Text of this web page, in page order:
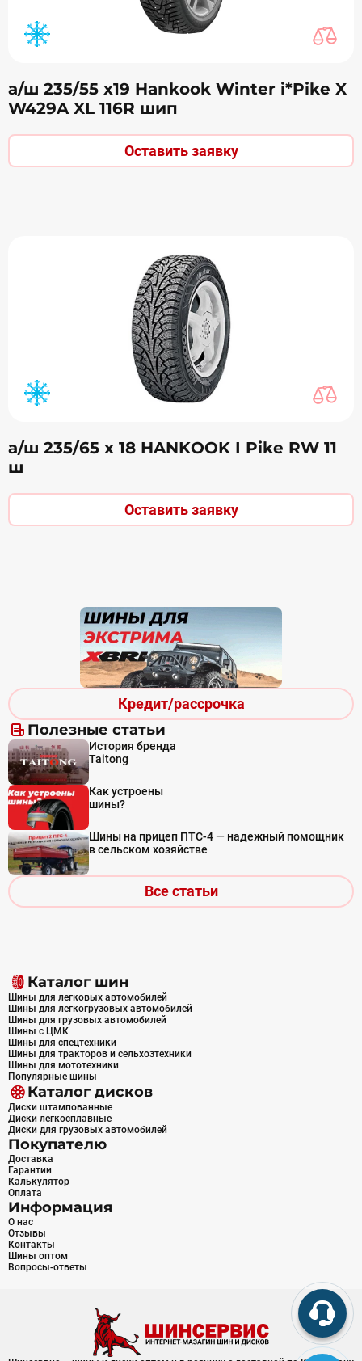
Кредит/рассрочка
Полезные статьи
История бренда
Taitong
Как устроены
шины?
Шины на прицеп ПТС-4 — надежный помощник
в сельском хозяйстве
Все статьи
а/ш 235/55 х19 Hankook Winter i*Pike X
W429A XL 116R шип
Оставить заявку
а/ш 235/65 х 18 HANKOOK I Pike RW 11
ш
Оставить заявку
Каталог шин
Шины для легковых автомобилей
Шины для легкогрузовых автомобилей
Шины для грузовых автомобилей
Шины с ЦМК
Шины для спецтехники
Шины для тракторов и сельхозтехники
Шины для мототехники
Популярные шины
Каталог дисков
Диски штампованные
Диски легкосплавные
Диски для грузовых автомобилей
Покупателю
Доставка
Гарантии
Калькулятор
Оплата
Информация
О нас
Отзывы
Контакты
Шины оптом
Вопросы-ответы